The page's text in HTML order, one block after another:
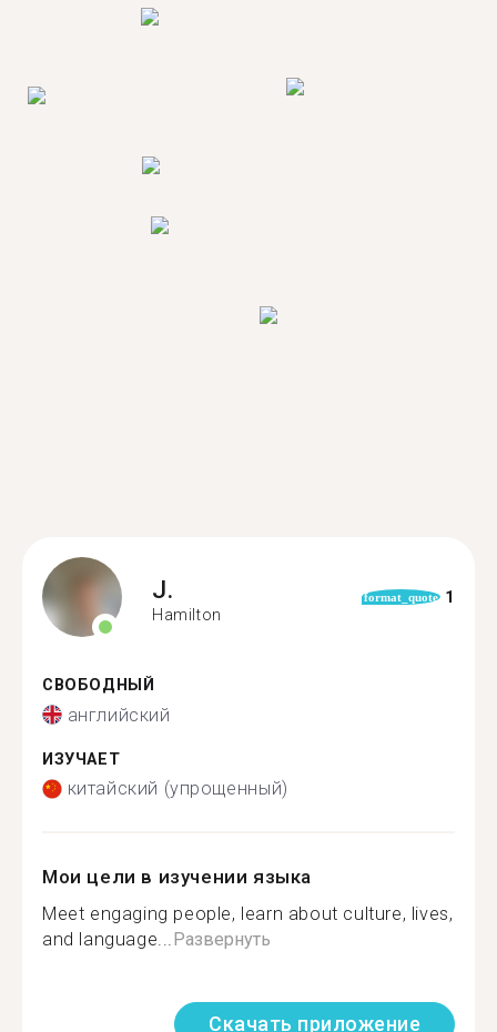
J.
Hamilton
format_quote 1
СВОБОДНЫЙ
английский
ИЗУЧАЕТ
китайский (упрощенный)
Мои цели в изучении языка
Meet engaging people, learn about culture, lives,
and language...Развернуть
Скачать приложение